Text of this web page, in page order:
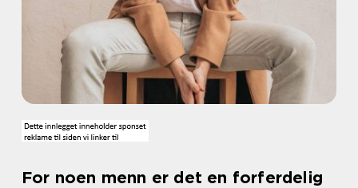
For noen menn er det en forferdelig